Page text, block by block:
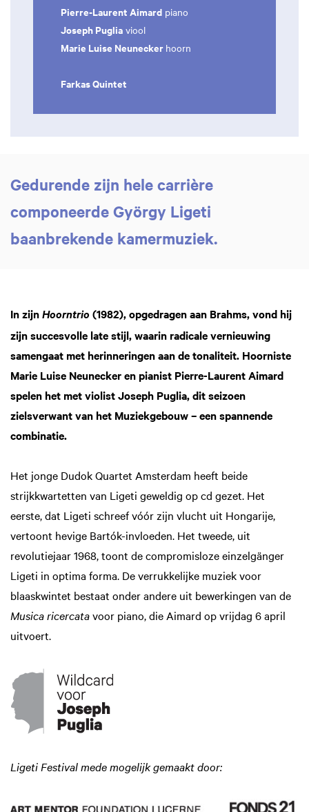
Pierre-Laurent Aimard piano
Joseph Puglia viool
Marie Luise Neunecker hoorn
Farkas Quintet
Gedurende zijn hele carrière
componeerde György Ligeti
baanbrekende kamermuziek.
In zijn Hoorntrio (1982), opgedragen aan Brahms, vond hij
zijn succesvolle late stijl, waarin radicale vernieuwing
samengaat met herinneringen aan de tonaliteit. Hoorniste
Marie Luise Neunecker en pianist Pierre-Laurent Aimard
spelen het met violist Joseph Puglia, dit seizoen
zielsverwant van het Muziekgebouw – een spannende
combinatie.
Het jonge Dudok Quartet Amsterdam heeft beide
strijkkwartetten van Ligeti geweldig op cd gezet. Het
eerste, dat Ligeti schreef vóór zijn vlucht uit Hongarije,
vertoont hevige Bartók-invloeden. Het tweede, uit
revolutiejaar 1968, toont de compromisloze einzelgänger
Ligeti in optima forma. De verrukkelijke muziek voor
blaaskwintet bestaat onder andere uit bewerkingen van de
Musica ricercatavoor piano, die Aimard op vrijdag 6 april
uitvoert.
Ligeti Festival mede mogelijk gemaakt door: